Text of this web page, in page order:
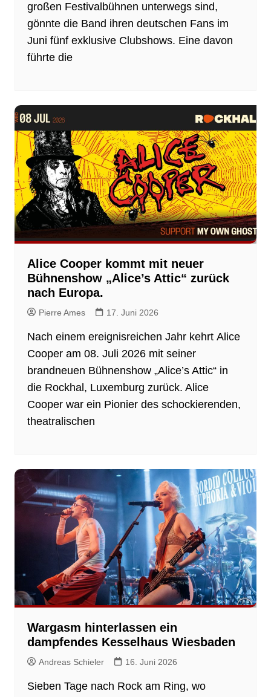
großen Festivalbühnen unterwegs sind,
gönnte die Band ihren deutschen Fans im
Juni fünf exklusive Clubshows. Eine davon
führte die
Alice Cooper kommt mit neuer
Bühnenshow „Alice’s Attic“ zurück
nach Europa.
Pierre Ames 17. Juni 2026
Nach einem ereignisreichen Jahr kehrt Alice
Cooper am 08. Juli 2026 mit seiner
brandneuen Bühnenshow „Alice’s Attic“ in
die Rockhal, Luxemburg zurück. Alice
Cooper war ein Pionier des schockierenden,
theatralischen
Wargasm hinterlassen ein
dampfendes Kesselhaus Wiesbaden
Andreas Schieler 16. Juni 2026
Sieben Tage nach Rock am Ring, wo